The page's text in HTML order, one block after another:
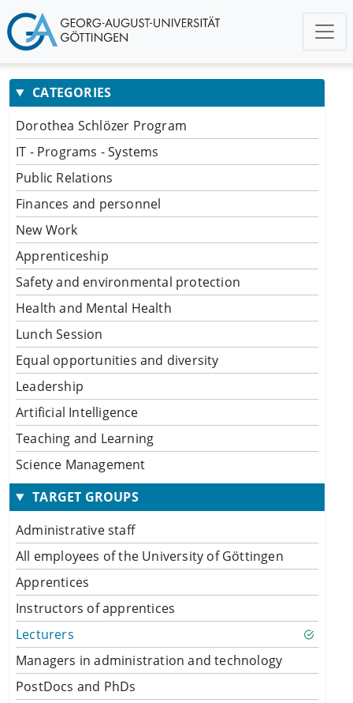
CATEGORIES
Dorothea Schlözer Program
IT - Programs - Systems
Public Relations
Finances and personnel
New Work
Apprenticeship
Safety and environmental protection
Health and Mental Health
Lunch Session
Equal opportunities and diversity
Leadership
Artificial Intelligence
Teaching and Learning
Science Management
TARGET GROUPS
Administrative staff
All employees of the University of Göttingen
Apprentices
Instructors of apprentices
Lecturers
Managers in administration and technology
PostDocs and PhDs